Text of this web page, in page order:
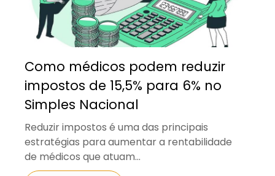
Como médicos podem reduzir
impostos de 15,5% para 6% no
Simples Nacional
Reduzir impostos é uma das principais
estratégias para aumentar a rentabilidade
de médicos que atuam...